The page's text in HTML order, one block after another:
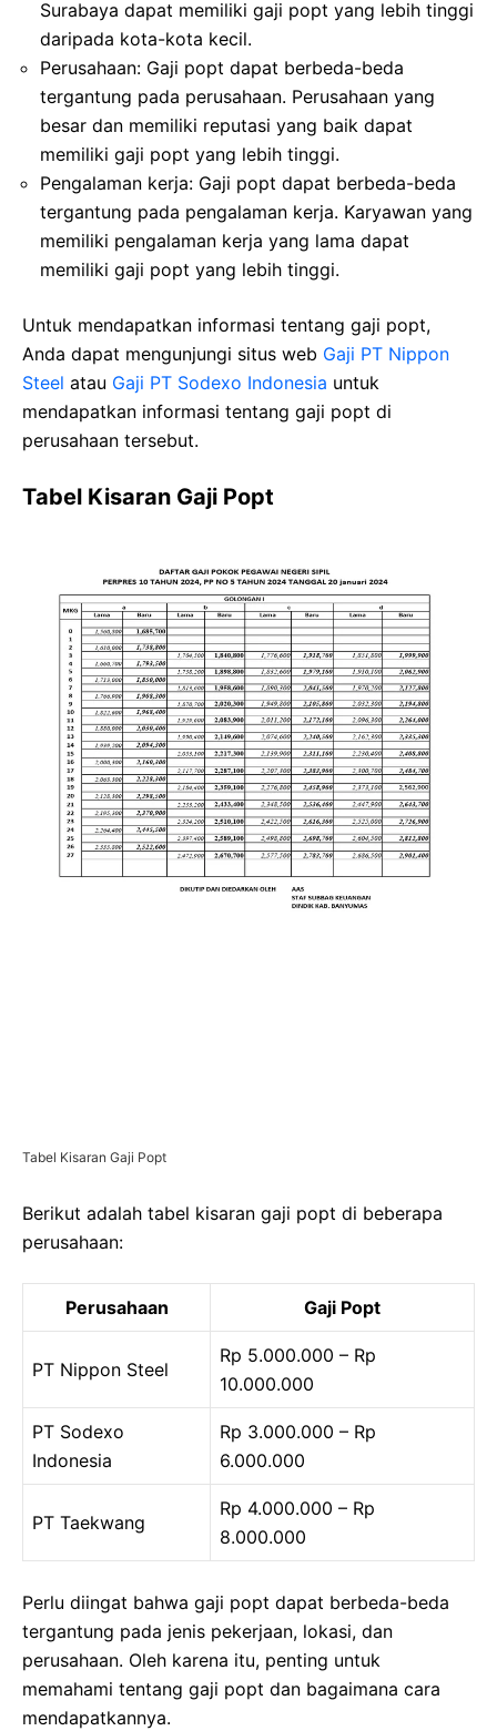
Surabaya dapat memiliki gaji popt yang lebih tinggi
daripada kota-kota kecil.
Perusahaan: Gaji popt dapat berbeda-beda
tergantung pada perusahaan. Perusahaan yang
besar dan memiliki reputasi yang baik dapat
memiliki gaji popt yang lebih tinggi.
Pengalaman kerja: Gaji popt dapat berbeda-beda
tergantung pada pengalaman kerja. Karyawan yang
memiliki pengalaman kerja yang lama dapat
memiliki gaji popt yang lebih tinggi.
Untuk mendapatkan informasi tentang gaji popt,
Anda dapat mengunjungi situs web Gaji PT Nippon
Steel atau Gaji PT Sodexo Indonesia untuk
mendapatkan informasi tentang gaji popt di
perusahaan tersebut.
Tabel Kisaran Gaji Popt
Tabel Kisaran Gaji Popt
Berikut adalah tabel kisaran gaji popt di beberapa
perusahaan:
Perusahaan Gaji Popt
PT Nippon Steel
Rp 5.000.000 – Rp
10.000.000
PT Sodexo
Indonesia
Rp 3.000.000 – Rp
6.000.000
PT Taekwang
Rp 4.000.000 – Rp
8.000.000
Perlu diingat bahwa gaji popt dapat berbeda-beda
tergantung pada jenis pekerjaan, lokasi, dan
perusahaan. Oleh karena itu, penting untuk
memahami tentang gaji popt dan bagaimana cara
mendapatkannya.